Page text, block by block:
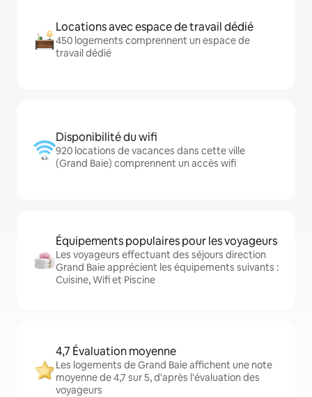
Locations avec espace de travail dédié
450 logements comprennent un espace de
travail dédié
Disponibilité du wifi
920 locations de vacances dans cette ville
(Grand Baie) comprennent un accès wifi
Équipements populaires pour les voyageurs
Les voyageurs effectuant des séjours direction
Grand Baie apprécient les équipements suivants :
Cuisine, Wifi et Piscine
4,7 Évaluation moyenne
Les logements de Grand Baie affichent une note
moyenne de 4,7 sur 5, d'après l'évaluation des
voyageurs